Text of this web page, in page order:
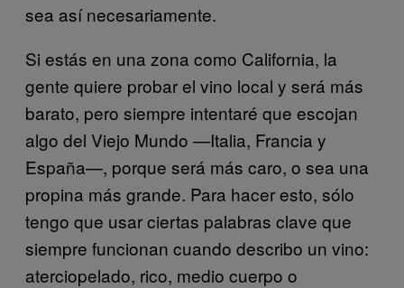
sea así necesariamente.
Si estás en una zona como California, la
gente quiere probar el vino local y será más
barato, pero siempre intentaré que escojan
algo del Viejo Mundo —Italia, Francia y
España—, porque será más caro, o sea una
propina más grande. Para hacer esto, sólo
tengo que usar ciertas palabras clave que
siempre funcionan cuando describo un vino:
aterciopelado, rico, medio cuerpo o